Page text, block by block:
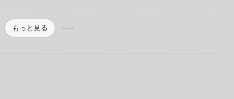
もっと見る